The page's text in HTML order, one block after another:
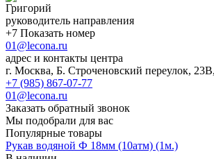
Григорий
руководитель направления
+7 Показать номер
01@lecona.ru
адрес и контакты центра
г. Москва, Б. Строченовский переулок,
+7 (985) 867-07-77
01@lecona.ru
Заказать обратный звонок
Мы подобрали для вас
Популярные товары
Рукав водяной Ф 18мм (10атм) (1м.)